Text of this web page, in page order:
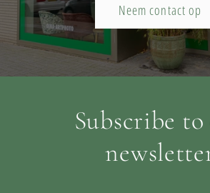
Neem contact op
Subscribe